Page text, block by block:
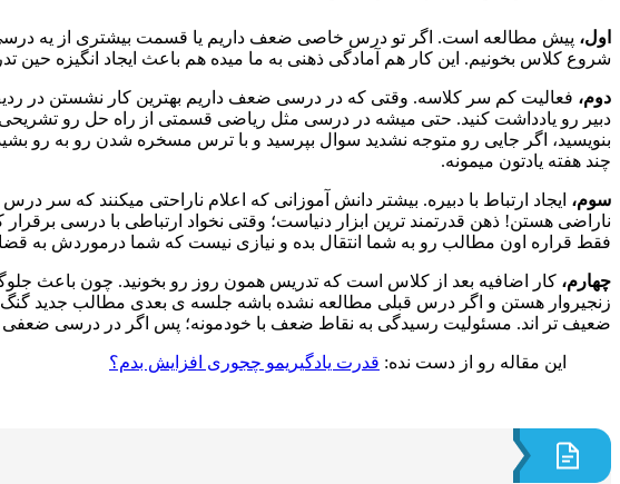
اول، پیش مطالعه است. اگر تو درس خاصی ضعف داریم یا قسمت بیشتری از یه درسی
شروع کلاس بخونیم. این کار هم آمادگی ذهنی به ما میده هم باعث ایجاد انگیزه
دوم، فعالیت کم سر کلاسه. وقتی که در درسی ضعف داریم بهترین کار نشستن در
دبیر رو یادداشت کنید. حتی میشه در درسی مثل ریاضی قسمتی از راه حل رو تشریحی
بنویسید، اگر جایی رو متوجه نشدید سوال بپرسید و با ترس مسخره شدن رو به رو
چند هفته یادتون میمونه.
سوم، ایجاد ارتباط با دبیره. بیشتر دانش آموزانی که اعلام ناراحتی میکنند که
ناراضی هستن! ذهن قدرتمند ترین ابزار دنیاست؛ وقتی نخواد ارتباطی با درسی
فقط قراره اون مطالب رو به شما انتقال بده و نیازی نیست که شما درموردش به
چهارم، کار اضافیه بعد از کلاس است که تدریس همون روز رو بخونید. چون باعث
زنجیروار هستن و اگر درس قبلی مطالعه نشده باشه جلسه ی بعدی مطالب جدید گنگ
ضعیف تر اند. مسئولیت رسیدگی به نقاط ضعف با خودمونه؛ پس اگر در درسی ضعفی
این مقاله رو از دست نده: قدرت یادگیریمو چجوری افزایش بدم؟